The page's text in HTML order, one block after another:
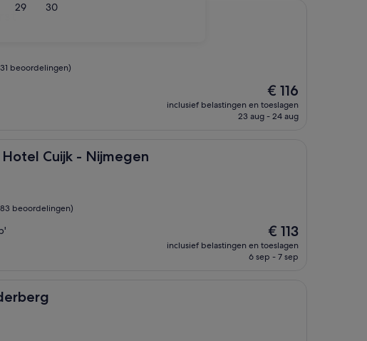
29 30
beoordelingen)
De
prijs
is
€ 116
inclusief belastingen en toeslagen
23 aug - 24 aug
Hotel Cuijk - Nijmegen
- Nijmegen
beoordelingen)
De
prijs
is
€ 113
inclusief belastingen en toeslagen
6 sep - 7 sep